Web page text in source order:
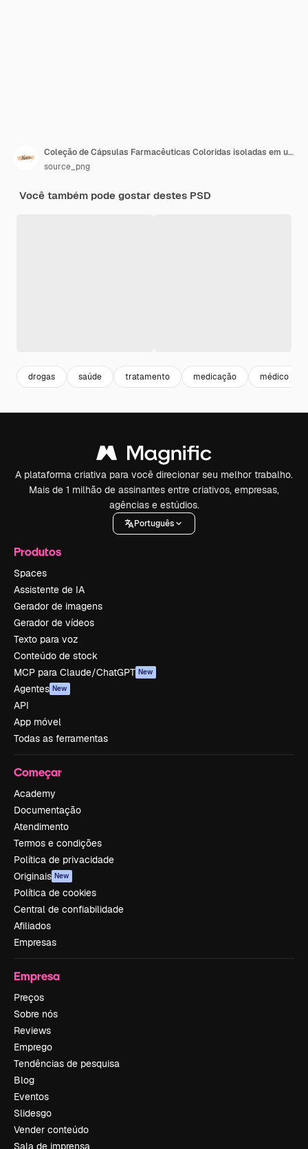
Coleção de Cápsulas Farmacêuticas Coloridas isoladas em um Fundo Transparente
source_png
Você também pode gostar destes PSD
drogas saúde tratamento medicação médico
A plataforma criativa para você direcionar seu melhor trabalho.
Mais de 1 milhão de assinantes entre criativos, empresas,
agências e estúdios.
Português
Produtos
Spaces
Assistente de IA
Gerador de imagens
Gerador de vídeos
Texto para voz
Conteúdo de stock
MCP para Claude/ChatGPT New
Agentes New
API
App móvel
Todas as ferramentas
Começar
Academy
Documentação
Atendimento
Termos e condições
Política de privacidade
Originais New
Política de cookies
Central de confiabilidade
Afiliados
Empresas
Empresa
Preços
Sobre nós
Reviews
Emprego
Tendências de pesquisa
Blog
Eventos
Slidesgo
Vender conteúdo
Sala de imprensa